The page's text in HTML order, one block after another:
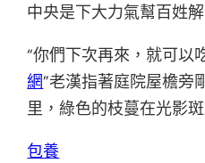
中央是下大力氣幫百姓
“你們下次再來，就可以
網”老漢指著庭院屋檐旁
里，綠色的枝蔓在光影
包養